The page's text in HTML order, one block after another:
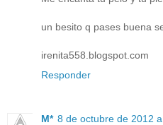
un besito q pases buena
irenita558.blogspot.com
Responder
M* 8 de octubre de 2012